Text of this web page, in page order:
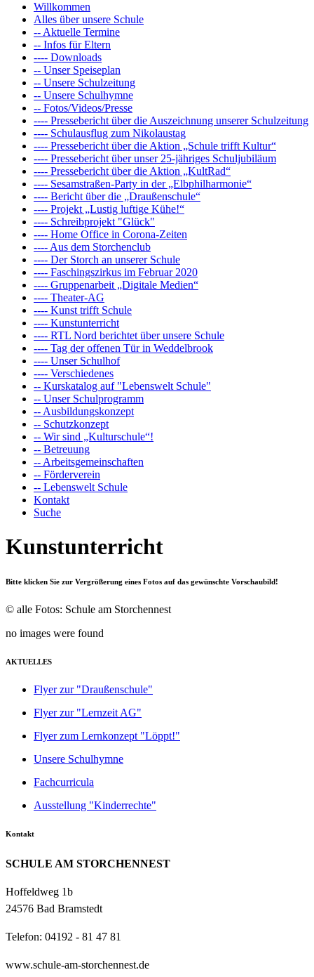
Willkommen
Alles über unsere Schule
-- Aktuelle Termine
-- Infos für Eltern
---- Downloads
-- Unser Speiseplan
-- Unsere Schulzeitung
-- Unsere Schulhymne
-- Fotos/Videos/Presse
---- Pressebericht über die Auszeichnung unserer Schulzeitung
---- Schulausflug zum Nikolaustag
---- Pressebericht über die Aktion „Schule trifft Kultur“
---- Pressebericht über unser 25-jähriges Schuljubiläum
---- Pressebericht über die Aktion „KultRad“
---- Sesamstraßen-Party in der „Elbphilharmonie“
---- Bericht über die „Draußenschule“
---- Projekt „Lustig luftige Kühe!“
---- Schreibprojekt "Glück"
---- Home Office in Corona-Zeiten
---- Aus dem Storchenclub
---- Der Storch an unserer Schule
---- Faschingszirkus im Februar 2020
---- Gruppenarbeit „Digitale Medien“
---- Theater-AG
---- Kunst trifft Schule
---- Kunstunterricht
---- RTL Nord berichtet über unsere Schule
---- Tag der offenen Tür in Weddelbrook
---- Unser Schulhof
---- Verschiedenes
-- Kurskatalog auf "Lebenswelt Schule"
-- Unser Schulprogramm
-- Ausbildungskonzept
-- Schutzkonzept
-- Wir sind „Kulturschule“!
-- Betreuung
-- Arbeitsgemeinschaften
-- Förderverein
-- Lebenswelt Schule
Kontakt
Suche
Kunstunterricht
Bitte klicken Sie zur Vergrößerung eines Fotos auf das gewünschte Vorschaubild!
© alle Fotos: Schule am Storchennest
no images were found
AKTUELLES
Flyer zur "Draußenschule"
Flyer zur "Lernzeit AG"
Flyer zum Lernkonzept "Löppt!"
Unsere Schulhymne
Fachcurricula
Ausstellung "Kinderrechte"
Kontakt
SCHULE AM STORCHENNEST
Hoffeldweg 1b
24576 Bad Bramstedt
Telefon: 04192 - 81 47 81
www.schule-am-storchennest.de